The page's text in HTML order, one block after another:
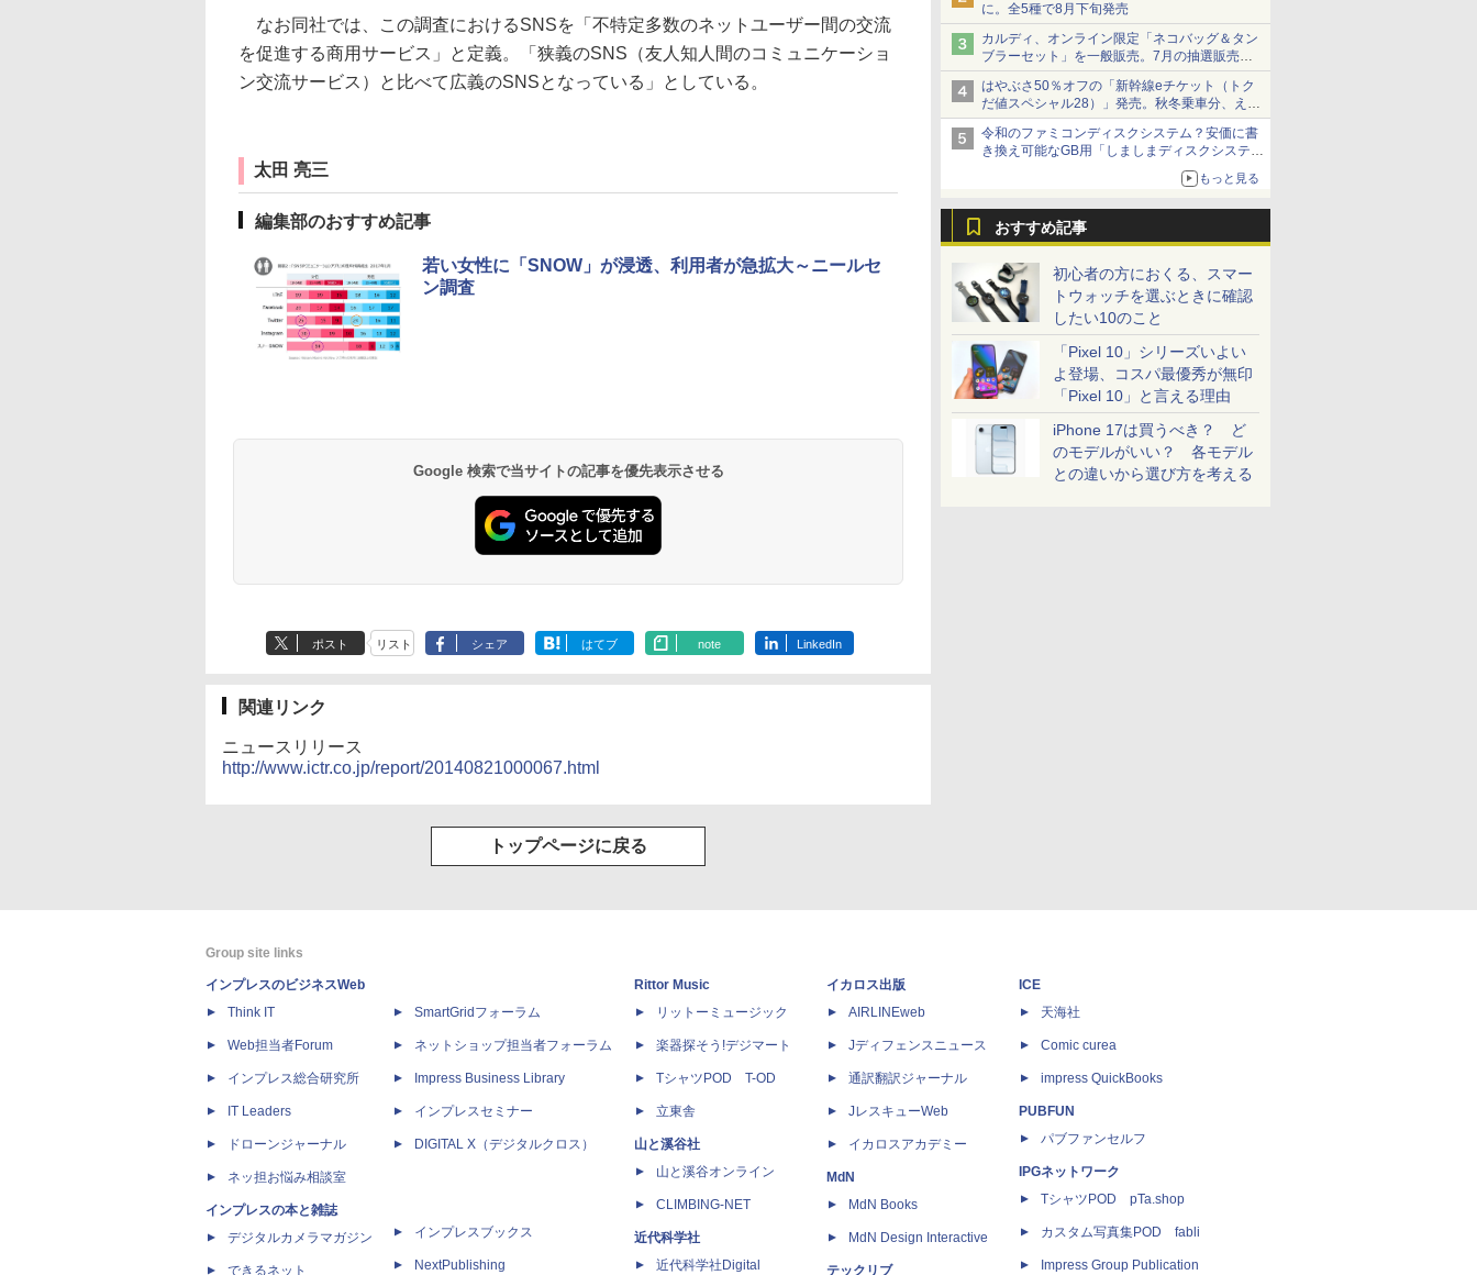
に。全5種で8月下旬発売
カルディ、オンライン限定「ネコバッグ＆タン
ブラーセット」を一般販売。7月の抽選販売の
当選無効分
はやぶさ50％オフの「新幹線eチケット（トク
だ値スペシャル28）」発売。秋冬乗車分、えき
ねっと限定
令和のファミコンディスクシステム？安価に書
き換え可能なGB用「しましまディスクシステ
もっと見る
おすすめ記事
初心者の方におくる、スマー
トウォッチを選ぶときに確認
したい10のこと
「Pixel 10」シリーズいよい
よ登場、コスパ最優秀が無印
「Pixel 10」と言える理由
iPhone 17は買うべき？ ど
のモデルがいい？ 各モデル
との違いから選び方を考える
なお同社では、この調査におけるSNSを「不特定多数のネットユーザー間の交流
を促進する商用サービス」と定義。「狭義のSNS（友人知人間のコミュニケーショ
ン交流サービス）と比べて広義のSNSとなっている」としている。
太田 亮三
編集部のおすすめ記事
若い女性に「SNOW」が浸透、利用者が急拡大～ニールセ
ン調査
Google 検索で当サイトの記事を優先表示させる
ポスト リスト シェア はてブ note LinkedIn
関連リンク
ニュースリリース
http://www.ictr.co.jp/report/20140821000067.html
トップページに戻る
Group site links
インプレスのビジネスWeb
Think IT
Web担当者Forum
インプレス総合研究所
IT Leaders
ドローンジャーナル
ネッ担お悩み相談室
インプレスの本と雑誌
デジタルカメラマガジン
できるネット
SmartGridフォーラム
ネットショップ担当者フォーラム
Impress Business Library
インプレスセミナー
DIGITAL X（デジタルクロス）
インプレスブックス
NextPublishing
Rittor Music
リットーミュージック
楽器探そう!デジマート
TシャツPOD T-OD
立東舎
山と溪谷社
山と溪谷オンライン
CLIMBING-NET
近代科学社
近代科学社Digital
イカロス出版
AIRLINEweb
Jディフェンスニュース
通訳翻訳ジャーナル
JレスキューWeb
イカロスアカデミー
MdN
MdN Books
MdN Design Interactive
テックリブ
ICE
天海社
Comic curea
impress QuickBooks
PUBFUN
パブファンセルフ
IPGネットワーク
TシャツPOD pTa.shop
カスタム写真集POD fabli
Impress Group Publication